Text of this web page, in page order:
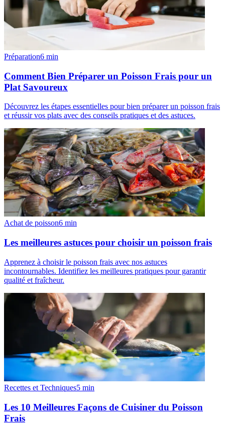
Préparation6 min
Comment Bien Préparer un Poisson Frais pour un
Plat Savoureux
Découvrez les étapes essentielles pour bien préparer un poisson frais
et réussir vos plats avec des conseils pratiques et des astuces.
Achat de poisson6 min
Les meilleures astuces pour choisir un poisson frais
Apprenez à choisir le poisson frais avec nos astuces
incontournables. Identifiez les meilleures pratiques pour garantir
qualité et fraîcheur.
Recettes et Techniques5 min
Les 10 Meilleures Façons de Cuisiner du Poisson
Frais